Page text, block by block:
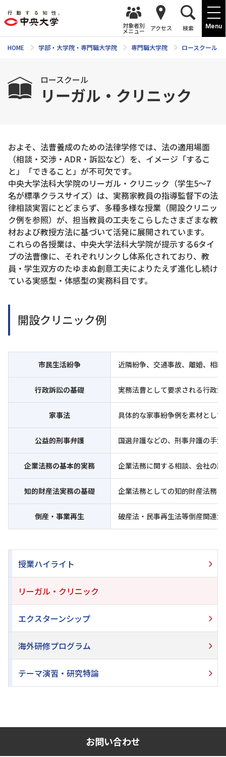
Menu
対象者別
メニュー アクセス 検索
HOME 学部・大学院・専門職大学院 専門職大学院 ロースクール
ロースクール
リーガル・クリニック
およそ、法曹養成のための法律学修では、法の適用場面
（相談・交渉・ADR・訴訟など）を、イメージ「するこ
と」「できること」が不可欠です。
中央大学法科大学院のリーガル・クリニック（学生5～7
名が標準クラスサイズ）は、実務家教員の指導監督下の法
律相談実習にとどまらず、多種多様な授業（開設クリニッ
ク例を参照）が、担当教員の工夫をこらしたさまざまな教
材および教授方法に基づいて活発に展開されています。
これらの各授業は、中央大学法科大学院が提示する6タイ
プの法曹像に、それぞれリンクし体系化されており、教
員・学生双方のたゆまぬ創意工夫によりたえず進化し続け
ている実感型・体感型の実務科目です。
開設クリニック例
市民生活紛争 近隣紛争、交通事故、離婚、相
行政訴訟の基礎 実務法曹として要求される行政
家事法 具体的な家事紛争例を素材とし
公益的刑事弁護 国選弁護などの、刑事弁護の手
企業法務の基本的実務 企業法務に関する相談、会社の
知的財産法実務の基礎 企業法務としての知的財産法務
倒産・事業再生 破産法・民事再生法等倒産関連
授業ハイライト
リーガル・クリニック
エクスターンシップ
海外研修プログラム
テーマ演習・研究特論
お問い合わせ